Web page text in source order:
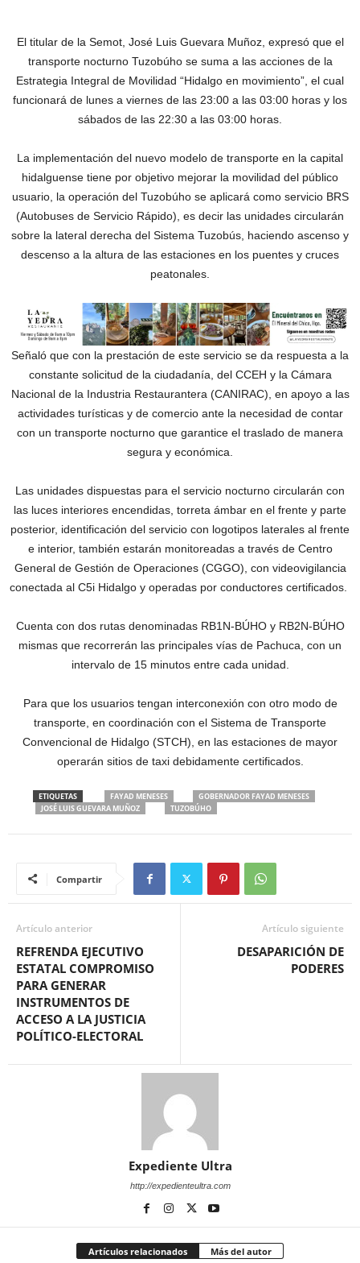
El titular de la Semot, José Luis Guevara Muñoz, expresó que el
transporte nocturno Tuzobúho se suma a las acciones de la
Estrategia Integral de Movilidad “Hidalgo en movimiento”, el cual
funcionará de lunes a viernes de las 23:00 a las 03:00 horas y los
sábados de las 22:30 a las 03:00 horas.
La implementación del nuevo modelo de transporte en la capital
hidalguense tiene por objetivo mejorar la movilidad del público
usuario, la operación del Tuzobúho se aplicará como servicio BRS
(Autobuses de Servicio Rápido), es decir las unidades circularán
sobre la lateral derecha del Sistema Tuzobús, haciendo ascenso y
descenso a la altura de las estaciones en los puentes y cruces
peatonales.
Señaló que con la prestación de este servicio se da respuesta a la
constante solicitud de la ciudadanía, del CCEH y la Cámara
Nacional de la Industria Restaurantera (CANIRAC), en apoyo a las
actividades turísticas y de comercio ante la necesidad de contar
con un transporte nocturno que garantice el traslado de manera
segura y económica.
Las unidades dispuestas para el servicio nocturno circularán con
las luces interiores encendidas, torreta ámbar en el frente y parte
posterior, identificación del servicio con logotipos laterales al frente
e interior, también estarán monitoreadas a través de Centro
General de Gestión de Operaciones (CGGO), con videovigilancia
conectada al C5i Hidalgo y operadas por conductores certificados.
Cuenta con dos rutas denominadas RB1N-BÚHO y RB2N-BÚHO
mismas que recorrerán las principales vías de Pachuca, con un
intervalo de 15 minutos entre cada unidad.
Para que los usuarios tengan interconexión con otro modo de
transporte, en coordinación con el Sistema de Transporte
Convencional de Hidalgo (STCH), en las estaciones de mayor
operarán sitios de taxi debidamente certificados.
ETIQUETAS FAYAD MENESES
GOBERNADOR FAYAD MENESES
JOSÉ LUIS GUEVARA MUÑOZ
TUZOBÚHO
Compartir
Artículo anterior
REFRENDA EJECUTIVO
ESTATAL COMPROMISO
PARA GENERAR
INSTRUMENTOS DE
ACCESO A LA JUSTICIA
POLÍTICO-ELECTORAL
Artículo siguiente
DESAPARICIÓN DE
PODERES
Expediente Ultra
http://expedienteultra.com
Artículos relacionados Más del autor